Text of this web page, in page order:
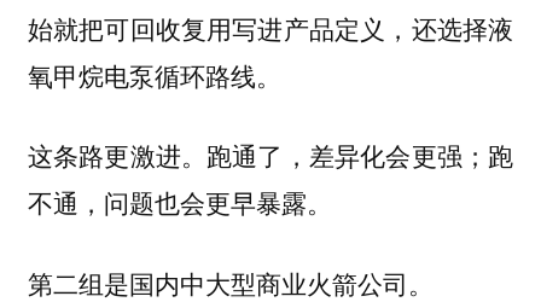
始就把可回收复用写进产品定义，还选择液
氧甲烷电泵循环路线。
这条路更激进。跑通了，差异化会更强；跑
不通，问题也会更早暴露。
第二组是国内中大型商业火箭公司。